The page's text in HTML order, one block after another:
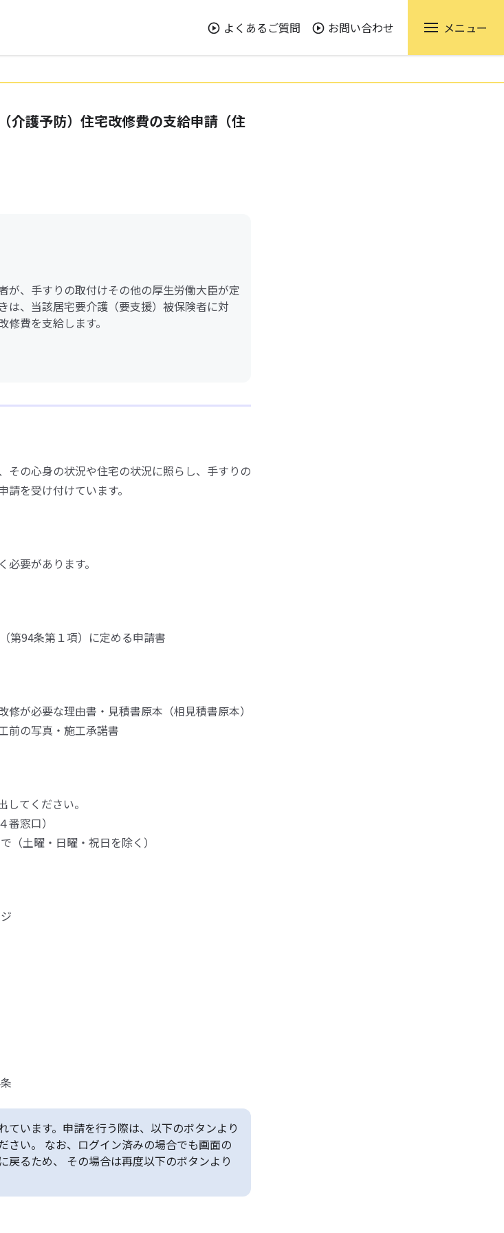
よくあるご質問 お問い合わせ メニュー
介護予防）住宅改修費の支給申請（住
が、手すりの取付けその他の厚生労働大臣が定
は、当該居宅要介護（要支援）被保険者に対
費を支給します。
その心身の状況や住宅の状況に照らし、手すりの
を受け付けています。
要があります。
第94条第１項）に定める申請書
修が必要な理由書・見積書原本（相見積書原本）
前の写真・施工承諾書
てください。
窓口）
（土曜・日曜・祝日を除く）
ています。申請を行う際は、以下のボタンより
さい。 なお、ログイン済みの場合でも画面の
戻るため、 その場合は再度以下のボタンより